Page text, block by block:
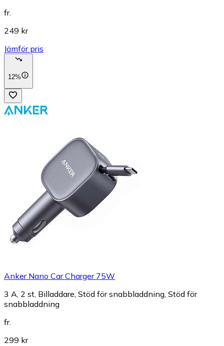
fr.
249 kr
Jämför pris
12%
Anker Nano Car Charger 75W
3 A, 2 st, Billaddare, Stöd för snabbladdning, Stöd för
snabbladdning
fr.
299 kr